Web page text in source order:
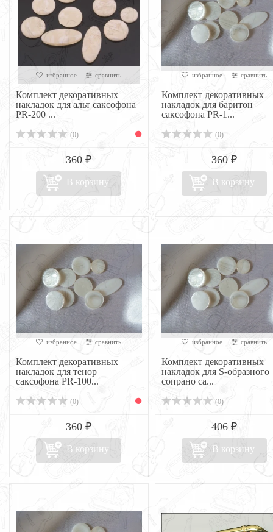
избранное сравнить
Комплект декоративных
накладок для альт саксофона
PR-200 ...
(0)
360 ₽
В корзину
избранное сравнить
Комплект декоративных
накладок для баритон
саксофона PR-1...
(0)
360 ₽
В корзину
избранное сравнить
Комплект декоративных
накладок для тенор
саксофона PR-100...
(0)
360 ₽
В корзину
избранное сравнить
Комплект декоративных
накладок для S-образного
сопрано са...
(0)
406 ₽
В корзину